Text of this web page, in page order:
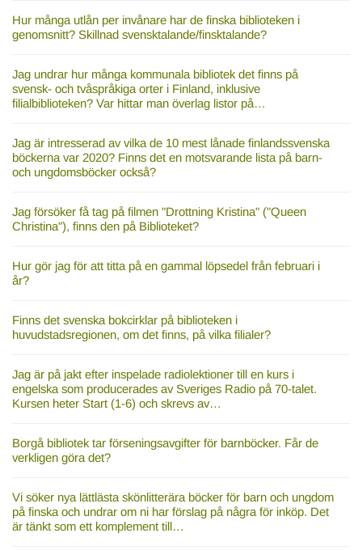
Hur många utlån per invånare har de finska biblioteken i
genomsnitt? Skillnad svensktalande/finsktalande?
Jag undrar hur många kommunala bibliotek det finns på
svensk- och tvåspråkiga orter i Finland, inklusive
filialbiblioteken? Var hittar man överlag listor på…
Jag är intresserad av vilka de 10 mest lånade finlandssvenska
böckerna var 2020? Finns det en motsvarande lista på barn-
och ungdomsböcker också?
Jag försöker få tag på filmen "Drottning Kristina" ("Queen
Christina"), finns den på Biblioteket?
Hur gör jag för att titta på en gammal löpsedel från februari i
år?
Finns det svenska bokcirklar på biblioteken i
huvudstadsregionen, om det finns, på vilka filialer?
Jag är på jakt efter inspelade radiolektioner till en kurs i
engelska som producerades av Sveriges Radio på 70-talet.
Kursen heter Start (1-6) och skrevs av…
Borgå bibliotek tar förseningsavgifter för barnböcker. Får de
verkligen göra det?
Vi söker nya lättlästa skönlitterära böcker för barn och ungdom
på finska och undrar om ni har förslag på några för inköp. Det
är tänkt som ett komplement till…